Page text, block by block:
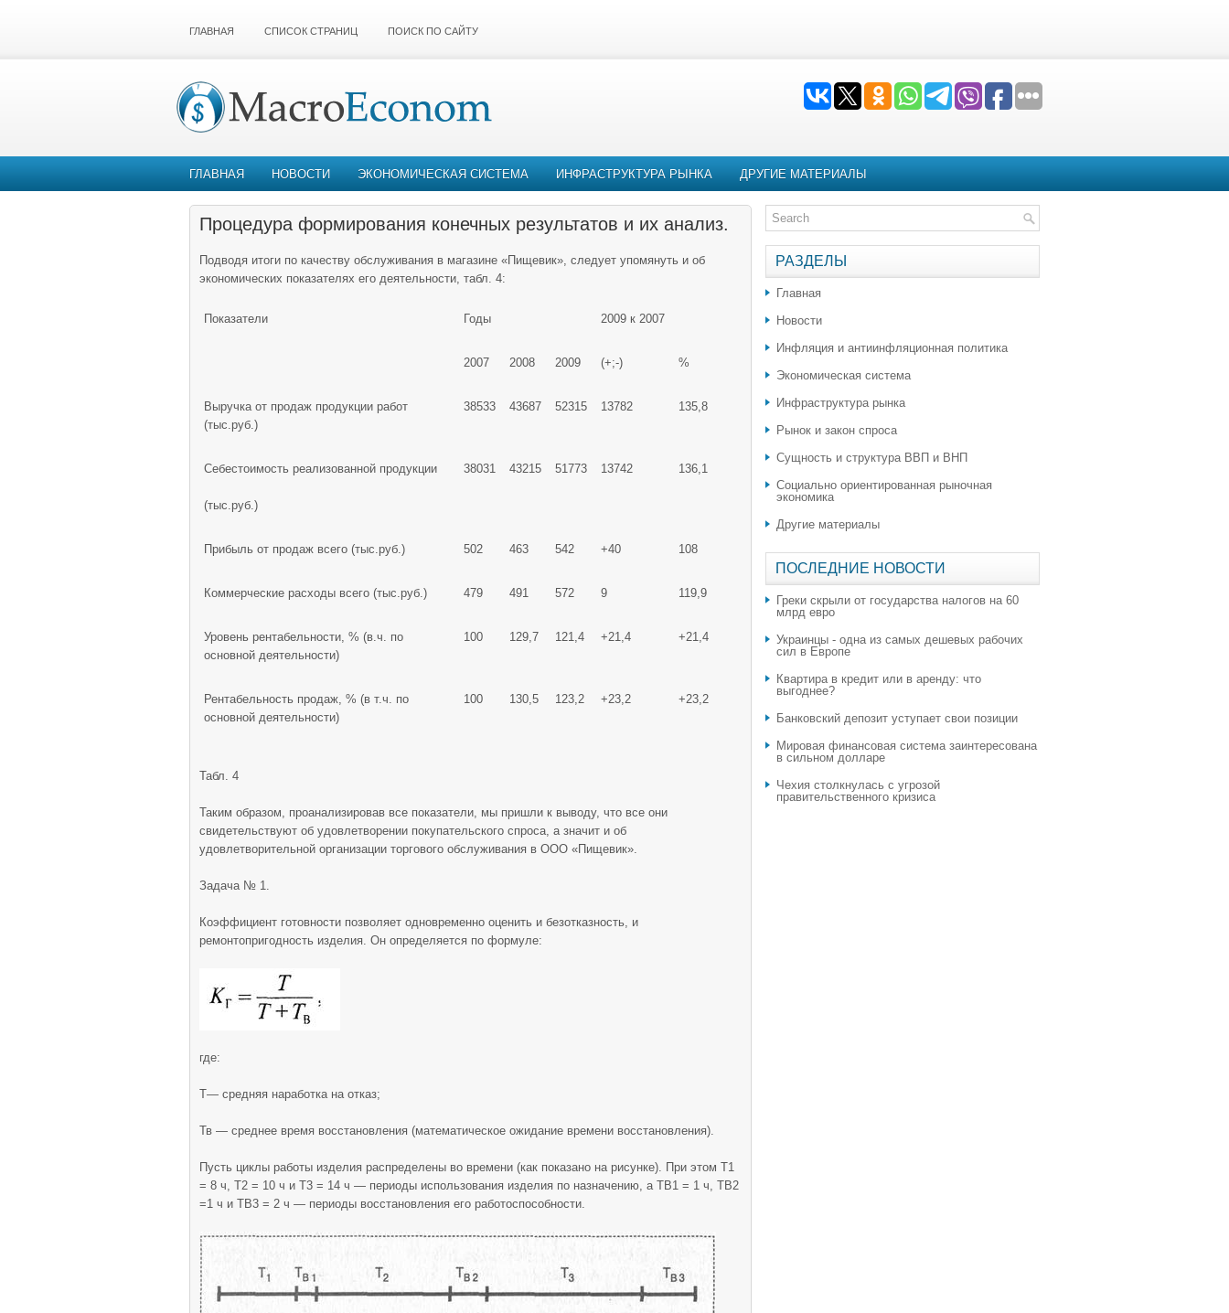
ГЛАВНАЯ СПИСОК СТРАНИЦ ПОИСК ПО САЙТУ
ГЛАВНАЯ НОВОСТИ ЭКОНОМИЧЕСКАЯ СИСТЕМА ИНФРАСТРУКТУРА РЫНКА ДРУГИЕ МАТЕРИАЛЫ
Процедура формирования конечных результатов и их анализ.
Подводя итоги по качеству обслуживания в магазине «Пищевик», следует упомянуть и об
экономических показателях его деятельности, табл. 4:
Показатели Годы 2009 к 2007
2007 2008 2009 (+;-) %
Выручка от продаж продукции работ
(тыс.руб.)
38533 43687 52315 13782 135,8
Себестоимость реализованной продукции
(тыс.руб.)
38031 43215 51773 13742 136,1
Прибыль от продаж всего (тыс.руб.) 502 463 542 +40 108
Коммерческие расходы всего (тыс.руб.) 479 491 572 9 119,9
Уровень рентабельности, % (в.ч. по
основной деятельности)
100 129,7 121,4 +21,4 +21,4
Рентабельность продаж, % (в т.ч. по
основной деятельности)
100 130,5 123,2 +23,2 +23,2
Табл. 4
Таким образом, проанализировав все показатели, мы пришли к выводу, что все они
свидетельствуют об удовлетворении покупательского спроса, а значит и об
удовлетворительной организации торгового обслуживания в ООО «Пищевик».
Задача № 1.
Коэффициент готовности позволяет одно­временно оценить и безотказность, и
ремонтопригодность изде­лия. Он определяется по формуле:
где:
Т— средняя наработка на отказ;
Тв — среднее время восстановления (математическое ожидание времени восстановления).
Пусть циклы работы изделия распределены во времени (как показано на рисунке). При этом Т1
= 8 ч, Т2 = 10 ч и Т3 = 14 ч — периоды использования изделия по назначению, а ТВ1 = 1 ч, ТВ2
=1 ч и ТВ3 = 2 ч — периоды восстановления его работоспособности.
РАЗДЕЛЫ
Главная
Новости
Инфляция и антиинфляционная политика
Экономическая система
Инфраструктура рынка
Рынок и закон спроса
Сущность и структура ВВП и ВНП
Социально ориентированная рыночная
экономика
Другие материалы
ПОСЛЕДНИЕ НОВОСТИ
Греки скрыли от государства налогов на 60
млрд евро
Украинцы - одна из самых дешевых рабочих
сил в Европе
Квартира в кредит или в аренду: что
выгоднее?
​Банковский депозит уступает свои позиции
Мировая финансовая система заинтересована
в сильном долларе
Чехия столкнулась с угрозой
правительственного кризиса